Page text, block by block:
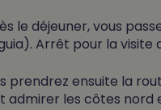
le déjeuner, vous
Arrêt pour la visite
prendrez ensuite la
admirer les côtes nord